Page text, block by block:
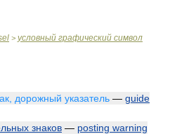
> условный графический символ
дорожный указатель — guide
знаков — posting warning